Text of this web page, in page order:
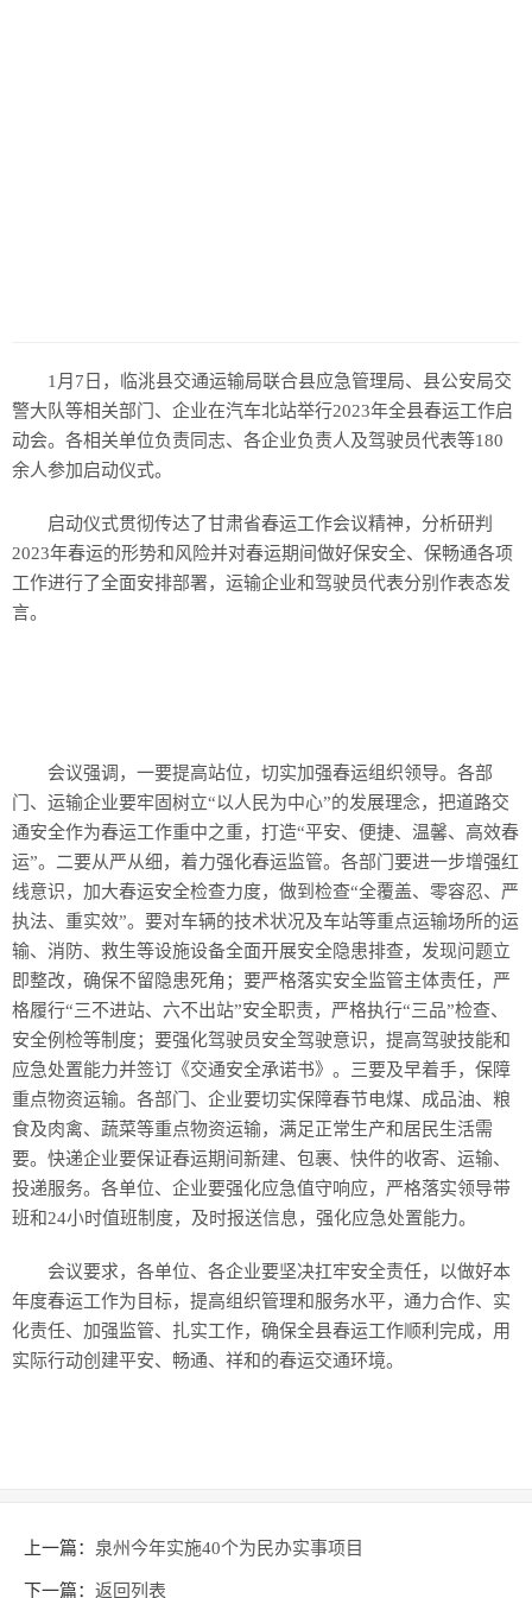
1月7日，临洮县交通运输局联合县应急管理局、县公安局交
警大队等相关部门、企业在汽车北站举行2023年全县春运工作启
动会。各相关单位负责同志、各企业负责人及驾驶员代表等180
余人参加启动仪式。
启动仪式贯彻传达了甘肃省春运工作会议精神，分析研判
2023年春运的形势和风险并对春运期间做好保安全、保畅通各项
工作进行了全面安排部署，运输企业和驾驶员代表分别作表态发
言。
会议强调，一要提高站位，切实加强春运组织领导。各部
门、运输企业要牢固树立“以人民为中心”的发展理念，把道路交
通安全作为春运工作重中之重，打造“平安、便捷、温馨、高效春
运”。二要从严从细，着力强化春运监管。各部门要进一步增强红
线意识，加大春运安全检查力度，做到检查“全覆盖、零容忍、严
执法、重实效”。要对车辆的技术状况及车站等重点运输场所的运
输、消防、救生等设施设备全面开展安全隐患排查，发现问题立
即整改，确保不留隐患死角；要严格落实安全监管主体责任，严
格履行“三不进站、六不出站”安全职责，严格执行“三品”检查、
安全例检等制度；要强化驾驶员安全驾驶意识，提高驾驶技能和
应急处置能力并签订《交通安全承诺书》。三要及早着手，保障
重点物资运输。各部门、企业要切实保障春节电煤、成品油、粮
食及肉禽、蔬菜等重点物资运输，满足正常生产和居民生活需
要。快递企业要保证春运期间新建、包裹、快件的收寄、运输、
投递服务。各单位、企业要强化应急值守响应，严格落实领导带
班和24小时值班制度，及时报送信息，强化应急处置能力。
会议要求，各单位、各企业要坚决扛牢安全责任，以做好本
年度春运工作为目标，提高组织管理和服务水平，通力合作、实
化责任、加强监管、扎实工作，确保全县春运工作顺利完成，用
实际行动创建平安、畅通、祥和的春运交通环境。
上一篇： 泉州今年实施40个为民办实事项目
下一篇： 返回列表